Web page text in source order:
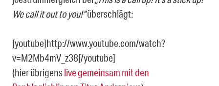
We call it out to you!“überschlägt:
[youtube]http://www.youtube.com/watch?
v=M2Mb4mV_z38[/youtube]
(hier übrigenslive gemeinsam mit den